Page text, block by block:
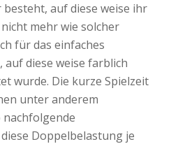
auf diese weise ihr
mehr wie solcher
für das einfaches
diese weise farblich
wurde. Die kurze Spielzeit
unter anderem
Doppelbelastung je